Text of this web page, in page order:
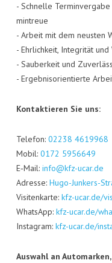
- Schnel­le
min­treue
- Arbeit mit dem neus­ten
- Ehr­lich­keit, Inte­gri­tät und
- Sau­ber­keit und
- Ergeb­nis­ori­en­tier­te
Kon­tak­tie­ren Sie uns:
Tele­fon: 02238 4619968
Mobil: 0172 5956649
E‑Mail: info@kfz-ucar.de
Adres­se: Hugo-Jun­kers-
Visi­ten­kar­te: kfz-ucar.de/
Whats­App: kfz-ucar.de/
Insta­gram: kfz-ucar.de/
Aus­wahl an